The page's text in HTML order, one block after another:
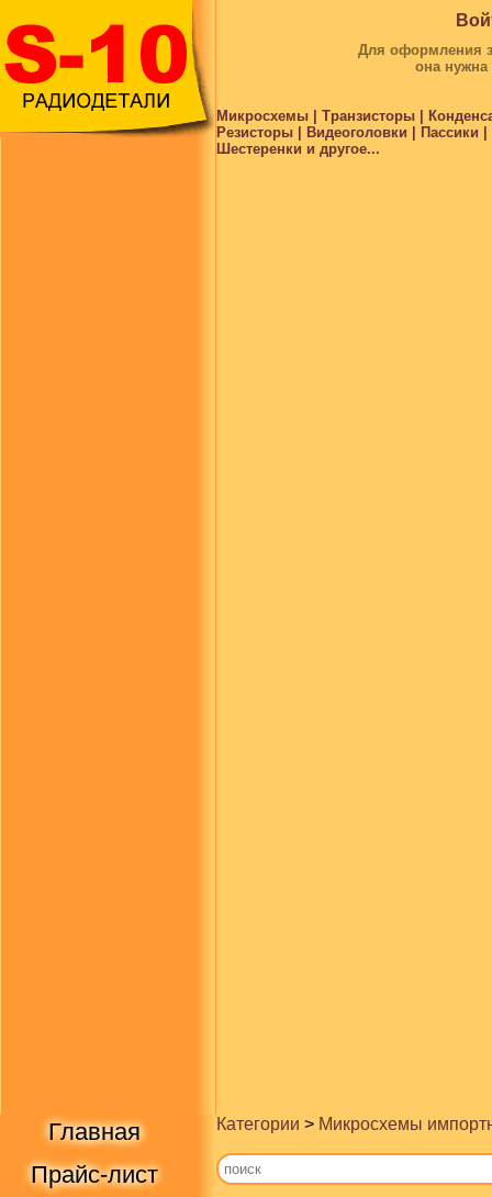
Для оформления
она
Микросхемы | Транзисторы |
Резисторы | Видеоголовки |
Шестеренки и другое...
Главная
Прайс-лист
Категории > Микросхемы